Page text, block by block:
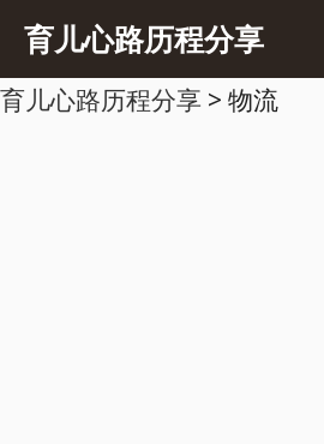
内
育儿心路历程分享
育儿心路历程分享 > 物流